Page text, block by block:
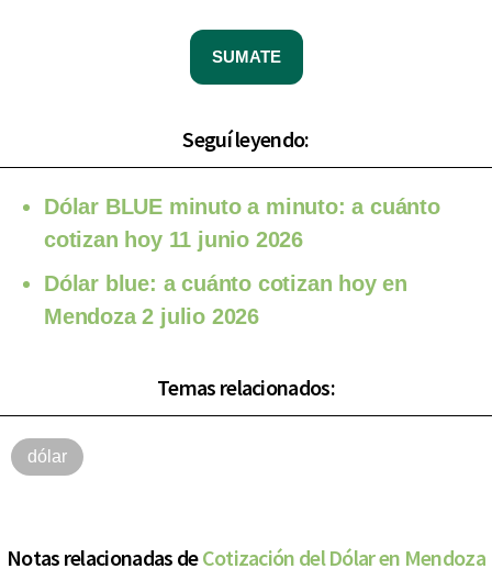
SUMATE
Seguí leyendo:
Dólar BLUE minuto a minuto: a cuánto
cotizan hoy 11 junio 2026
Dólar blue: a cuánto cotizan hoy en
Mendoza 2 julio 2026
Temas relacionados:
dólar
Notas relacionadas deCotización del Dólar en Mendoza